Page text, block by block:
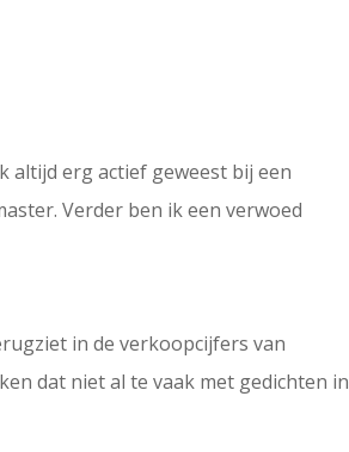
erg actief geweest bij een
Verder ben ik een verwoed
in de verkoopcijfers van
dat niet al te vaak met gedichten in